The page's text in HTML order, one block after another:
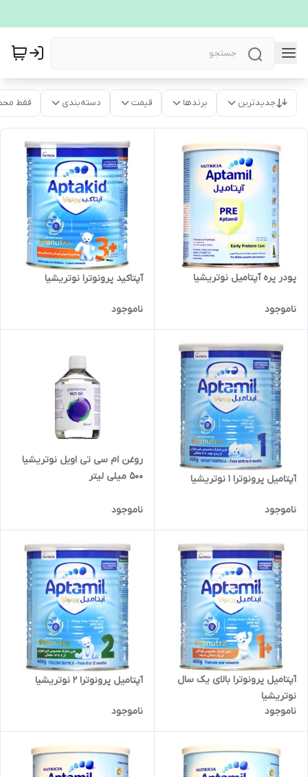
جدیدترین برندها قیمت دسته‌بندی فقط
پودر پره آپتامیل نوتریشیا
ناموجود
آپتاکید پرونوترا نوتریشیا
ناموجود
آپتامیل پرونوترا 1 نوتریشیا
ناموجود
روغن ام سی تی اویل نوتریشیا
500 میلی لیتر
ناموجود
آپتامیل پرونوترا بالای یک سال
نوتریشیا
ناموجود
آپتامیل پرونوترا 2 نوتریشیا
ناموجود